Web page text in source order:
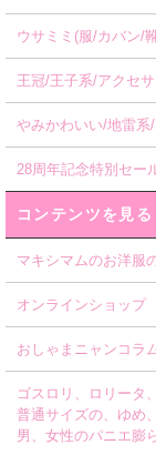
ウサミミ(服/カバン/
王冠/王子系/アクセ
やみかわいい/地雷系
28周年記念特別セー
コンテンツを見る
マキシマムのお洋服
オンラインショップ
おしゃまニャンコラ
ゴスロリ、ロリータ
普通サイズの、ゆめ
男、女性のパニエ膨